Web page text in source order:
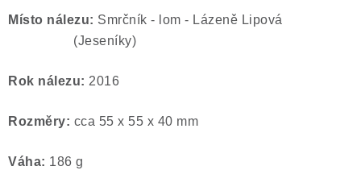
Místo nálezu: Smrčník - lom - Lázeně Lipová
(Jeseníky)
Rok nálezu: 2016
Rozměry: cca 55 x 55 x 40 mm
Váha: 186 g